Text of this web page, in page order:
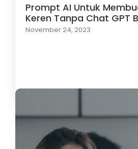
Prompt AI Untuk
Keren Tanpa Chat GPT
November 24, 2023